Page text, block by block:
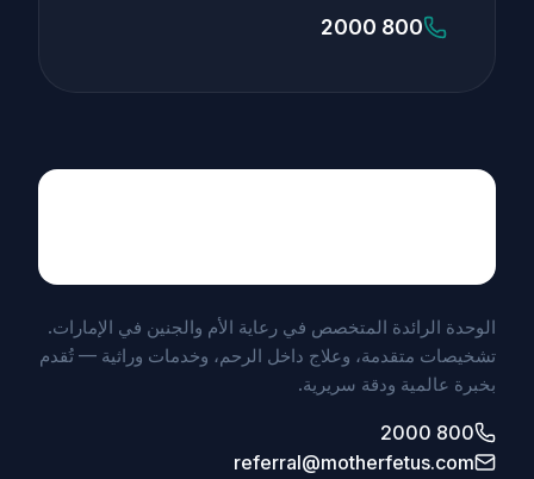
800 2000
الوحدة الرائدة المتخصص في رعاية الأم والجنين في الإمارات.
تشخيصات متقدمة، وعلاج داخل الرحم، وخدمات وراثية — تُقدم
بخبرة عالمية ودقة سريرية.
800 2000
referral@motherfetus.com